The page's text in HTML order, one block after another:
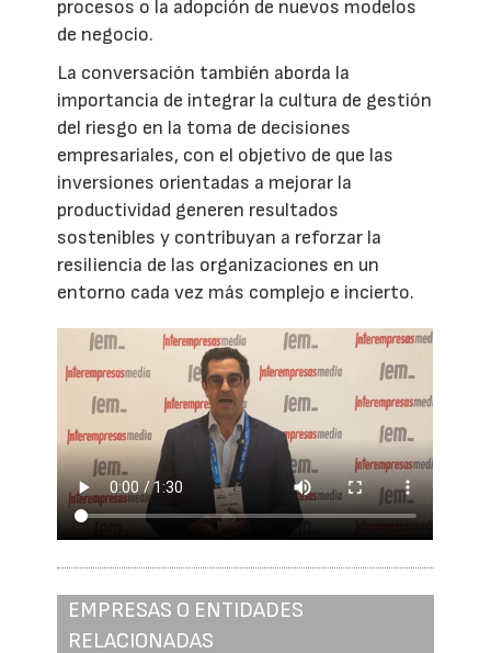
procesos o la adopción de nuevos modelos
de negocio.
La conversación también aborda la
importancia de integrar la cultura de gestión
del riesgo en la toma de decisiones
empresariales, con el objetivo de que las
inversiones orientadas a mejorar la
productividad generen resultados
sostenibles y contribuyan a reforzar la
resiliencia de las organizaciones en un
entorno cada vez más complejo e incierto.
EMPRESAS O ENTIDADES
RELACIONADAS